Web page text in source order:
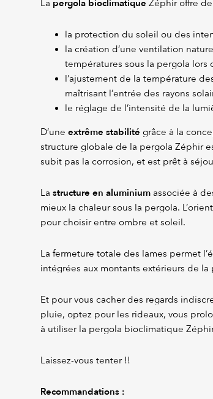
La pergola bioclimatique Zéphir offre
la protection du soleil ou des
la création d’une ventilation
températures sous la pergola lors
l’ajustement de la température
maîtrisant l’entrée des rayons
le réglage de l’intensité de la
D’une extrême stabilité grâce à la
structure globale de la pergola Zéphir
subit pas la corrosion, et est prêt à
La structure en aluminium associée à
mieux la chaleur sous la pergola.
pour choisir entre ombre et soleil.
La fermeture totale des lames permet
intégrées aux montants extérieurs de la
Et pour vous cacher des regards
pluie, optez pour les rideaux, vous
à utiliser la pergola bioclimatique
Laissez-vous tenter !!
Recommandations :